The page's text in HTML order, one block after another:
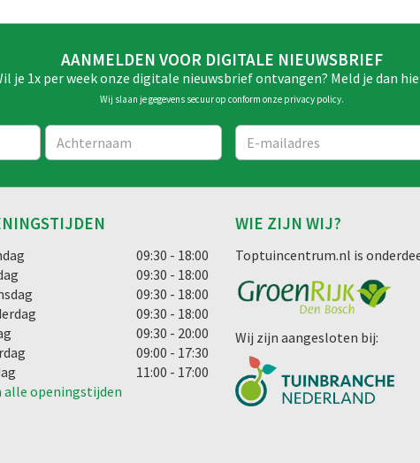
AANMELDEN VOOR DIGITALE NIEUWSBRIEF
je 1x per week onze digitale nieuwsbrief ontvangen? Meld je dan
Wij slaan je gegevens secuur op conform onze privacy policy.
09:30 - 18:00
09:30 - 18:00
09:30 - 18:00
09:30 - 18:00
09:30 - 20:00
09:00 - 17:30
11:00 - 17:00
alle openingstijden
WIE ZIJN WIJ?
Toptuincentrum.nl is
Wij zijn aangesloten bij: